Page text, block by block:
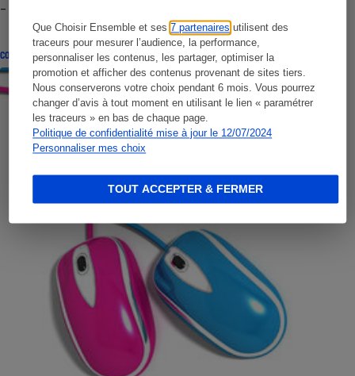
Que Choisir Ensemble et ses7 partenaires utilisent des
traceurs pour mesurer l’audience, la performance,
personnaliser les contenus, les partager, optimiser la
promotion et afficher des contenus provenant de sites tiers.
Nous conserverons votre choix pendant 6 mois. Vous pourrez
changer d’avis à tout moment en utilisant le lien « paramétrer
les traceurs » en bas de chaque page.
Politique de confidentialité mise à jour le 12/07/2024
Personnaliser mes choix
TOUT ACCEPTER & FERMER
- Premières impressions
CONSEILS